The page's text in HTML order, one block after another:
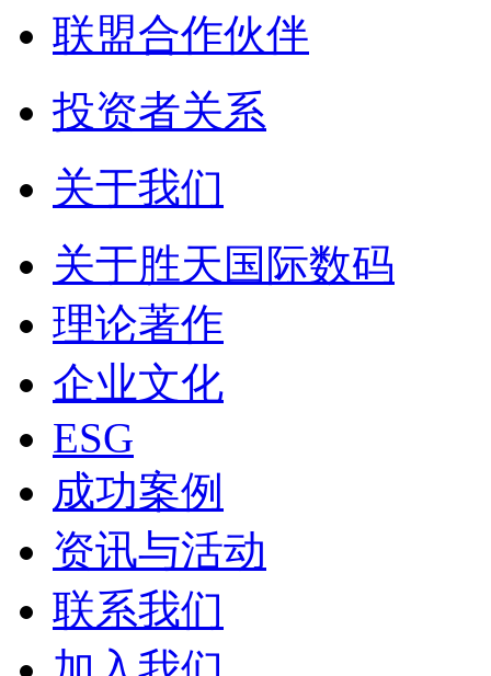
联盟合作伙伴
投资者关系
关于我们
关于胜天国际数码
理论著作
企业文化
ESG
成功案例
资讯与活动
联系我们